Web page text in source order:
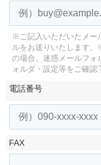
※ご記入いただいたメー
ルをお送りいたします。
の場合、迷惑メールフォ
ォルダ・設定等をご確認
電話番号
FAX